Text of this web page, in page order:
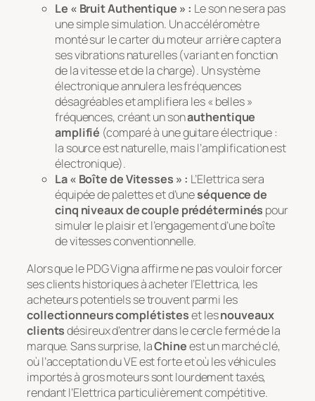
Le « Bruit Authentique » : Le son ne sera pas
une simple simulation. Un accéléromètre
monté sur le carter du moteur arrière captera
ses vibrations naturelles (variant en fonction
de la vitesse et de la charge). Un système
électronique annulera les fréquences
désagréables et amplifiera les « belles »
fréquences, créant un sonauthentique
amplifié (comparé à une guitare électrique :
la source est naturelle, mais l’amplification est
électronique).
La « Boîte de Vitesses » : L’Elettrica sera
équipée de palettes et d’uneséquence de
cinq niveaux de couple prédéterminés pour
simuler le plaisir et l’engagement d’une boîte
de vitesses conventionnelle.
Alors que le PDG Vigna affirme ne pas vouloirforcer
ses clients historiques à acheter l’Elettrica, les
acheteurs potentiels se trouvent parmi les
collectionneurs complétisteset lesnouveaux
clientsdésireux d’entrer dans le cercle fermé de la
marque. Sans surprise, laChineest un marché clé,
où l’acceptation du VE est forte et où les véhicules
importés à gros moteurs sont lourdement taxés,
rendant l’Elettrica particulièrement compétitive.